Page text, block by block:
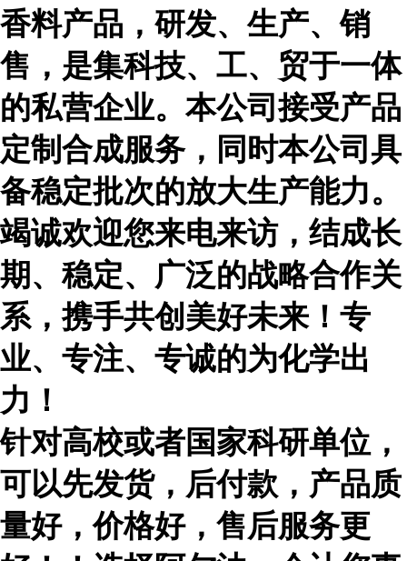
香料产品，研发、生产、销
售，是集科技、工、贸于一体
的私营企业。本公司接受产品
定制合成服务，同时本公司具
备稳定批次的放大生产能力。
竭诚欢迎您来电来访，结成长
期、稳定、广泛的战略合作关
系，携手共创美好未来！专
业、专注、专诚的为化学出
力！
针对高校或者国家科研单位，
可以先发货，后付款，产品质
量好，价格好，售后服务更